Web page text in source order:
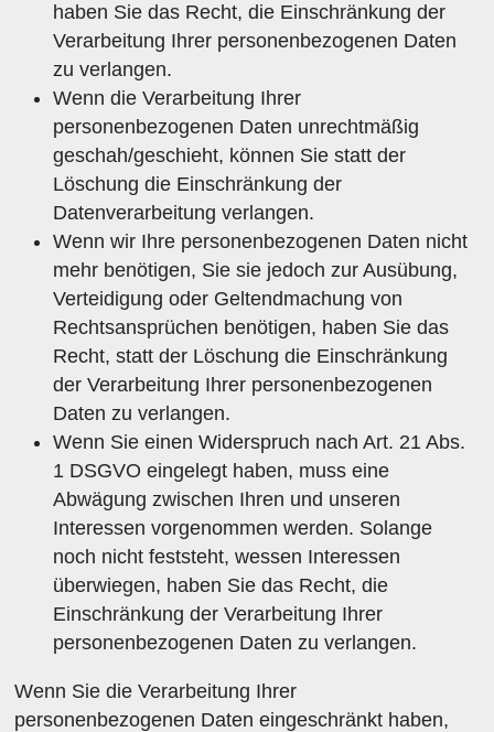
haben Sie das Recht, die Einschränkung der
Verarbeitung Ihrer personenbezogenen Daten
zu verlangen.
Wenn die Verarbeitung Ihrer
personenbezogenen Daten unrechtmäßig
geschah/geschieht, können Sie statt der
Löschung die Einschränkung der
Datenverarbeitung verlangen.
Wenn wir Ihre personenbezogenen Daten nicht
mehr benötigen, Sie sie jedoch zur Ausübung,
Verteidigung oder Geltendmachung von
Rechtsansprüchen benötigen, haben Sie das
Recht, statt der Löschung die Einschränkung
der Verarbeitung Ihrer personenbezogenen
Daten zu verlangen.
Wenn Sie einen Widerspruch nach Art. 21 Abs.
1 DSGVO eingelegt haben, muss eine
Abwägung zwischen Ihren und unseren
Interessen vorgenommen werden. Solange
noch nicht feststeht, wessen Interessen
überwiegen, haben Sie das Recht, die
Einschränkung der Verarbeitung Ihrer
personenbezogenen Daten zu verlangen.
Wenn Sie die Verarbeitung Ihrer
personenbezogenen Daten eingeschränkt haben,